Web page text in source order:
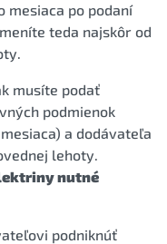
mesiaca po podaní
teda najskôr od
musíte podať
podmienok
a dodávateľa
lehoty.
nutné
podniknúť